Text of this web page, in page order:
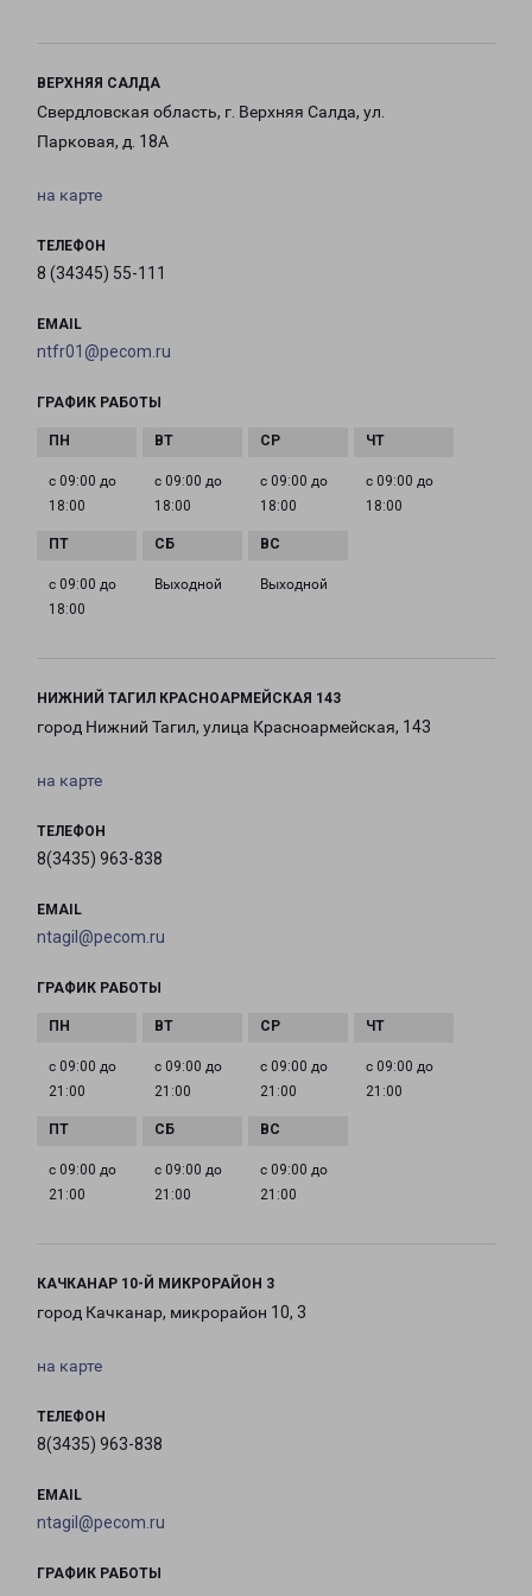
ВЕРХНЯЯ САЛДА
Свердловская область, г. Верхняя Салда, ул.
Парковая, д. 18А
на карте
ТЕЛЕФОН
8 (34345) 55-111
EMAIL
ntfr01@pecom.ru
ГРАФИК РАБОТЫ
с 09:00 до
18:00
с 09:00 до
18:00
с 09:00 до
18:00
с 09:00 до
18:00
с 09:00 до
18:00
Выходной Выходной
НИЖНИЙ ТАГИЛ КРАСНОАРМЕЙСКАЯ 143
город Нижний Тагил, улица Красноармейская, 143
на карте
ТЕЛЕФОН
8(3435) 963-838
EMAIL
ntagil@pecom.ru
ГРАФИК РАБОТЫ
с 09:00 до
21:00
с 09:00 до
21:00
с 09:00 до
21:00
с 09:00 до
21:00
с 09:00 до
21:00
с 09:00 до
21:00
с 09:00 до
21:00
КАЧКАНАР 10-Й МИКРОРАЙОН 3
город Качканар, микрорайон 10, 3
на карте
ТЕЛЕФОН
8(3435) 963-838
EMAIL
ntagil@pecom.ru
ГРАФИК РАБОТЫ